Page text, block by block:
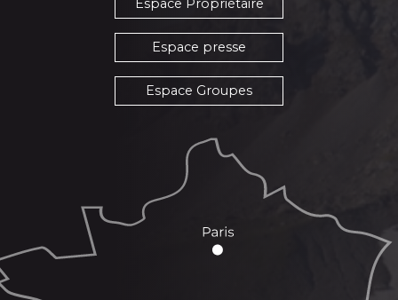
Espace Propriétaire
Espace presse
Espace Groupes